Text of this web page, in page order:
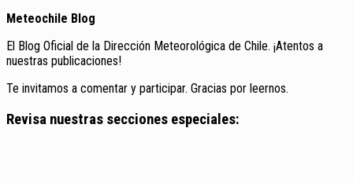
Meteochile Blog
El Blog Oficial de la Dirección Meteorológica de Chile. ¡Atentos a
nuestras publicaciones!
Te invitamos a comentar y participar. Gracias por leernos.
Revisa nuestras secciones especiales: